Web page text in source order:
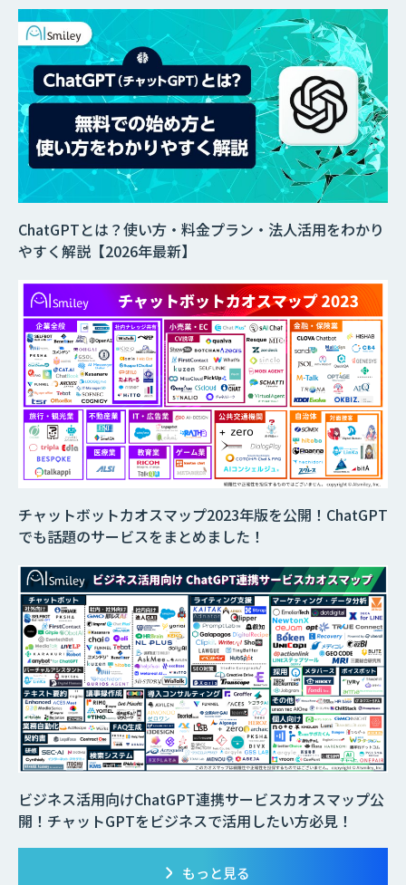
ChatGPTとは？使い方・料金プラン・法人活用をわかり
やすく解説【2026年最新】
チャットボットカオスマップ2023年版を公開！ChatGPT
でも話題のサービスをまとめました！
ビジネス活用向けChatGPT連携サービスカオスマップ公
開！チャットGPTをビジネスで活用したい方必見！
もっと見る